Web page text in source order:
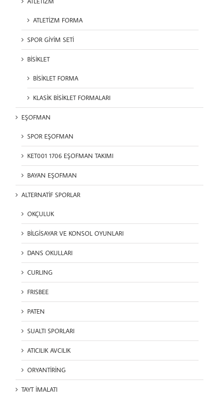
ATLETİZM FORMA
SPOR GİYİM SETİ
BİSİKLET
BİSİKLET FORMA
KLASİK BİSİKLET FORMALARI
EŞOFMAN
SPOR EŞOFMAN
KET001 1706 EŞOFMAN TAKIMI
BAYAN EŞOFMAN
ALTERNATİF SPORLAR
OKÇULUK
BİLGİSAYAR VE KONSOL OYUNLARI
DANS OKULLARI
CURLING
FRISBEE
PATEN
SUALTI SPORLARI
ATICILIK AVCILIK
ORYANTİRİNG
TAYT İMALATI